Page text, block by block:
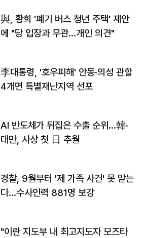
與, 황희 '폐기 버스 청년 주택' 제안
에 "당 입장과 무관…개인 의견"
李대통령, '호우피해' 안동·의성 관할
4개면 특별재난지역 선포
AI 반도체가 뒤집은 수출 순위…韓·
대만, 사상 첫 日 추월
경찰, 9월부터 '제 가족 사건' 못 맡는
다…수사인력 881명 보강
"이란 지도부 내 최고지도자 모즈타